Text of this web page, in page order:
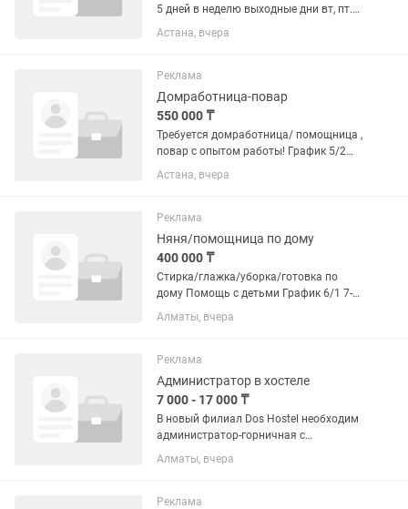
5 дней в неделю выходные дни вт, пт.
⏰ Время: с 10:00 до 20:00 💰 Оплата:
13000 в день (выплата раз в месяц)
кормление — прогулки на...
Астана, вчера
Реклама
Домработница-повар
550 000 ₸
Требуется домработница/ помощница ,
повар с опытом работы! График 5/2
или 6/1 выходной вт, пт. В день 20000
тг. Обязанности: — уборка дома (2-х
готовка домашней еды...
Астана, вчера
Реклама
Няня/помощница по дому
400 000 ₸
Стирка/глажка/уборка/готовка по
дому Помощь с детьми График 6/1 7-
19:00 Добрая, ответственная и
чистоплотная, стрессоустойчивая
задержки 2000тг/ч
Алматы, вчера
Реклама
Администратор в хостеле
7 000 - 17 000 ₸
В новый филиал Dos Hostel необходим
администратор-горничная с
постоянным проживанием!
Обязанности: - Встреча, регистрация
аут) гостей; - Сбор оплаты у гостей; -...
Алматы, вчера
Реклама